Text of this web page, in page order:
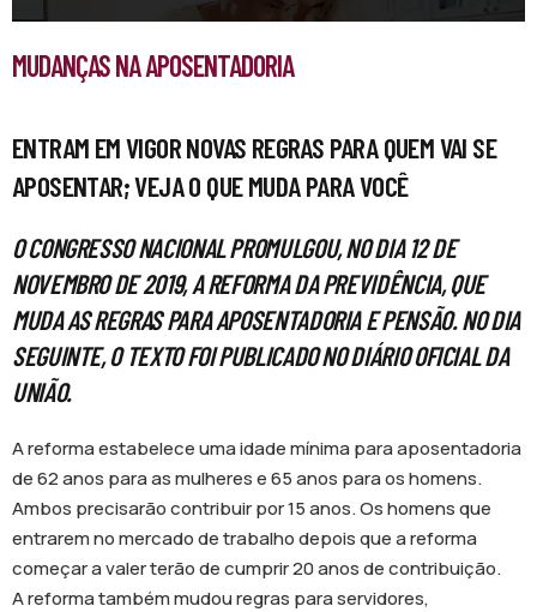
MUDANÇAS NA APOSENTADORIA
ENTRAM EM VIGOR NOVAS REGRAS PARA QUEM VAI SE
APOSENTAR; VEJA O QUE MUDA PARA VOCÊ
O CONGRESSO NACIONAL PROMULGOU, NO DIA 12 DE
NOVEMBRO DE 2019, A REFORMA DA PREVIDÊNCIA, QUE
MUDA AS REGRAS PARA APOSENTADORIA E PENSÃO. NO DIA
SEGUINTE, O TEXTO FOI PUBLICADO NO DIÁRIO OFICIAL DA
UNIÃO.
A reforma estabelece uma idade mínima para aposentadoria
de 62 anos para as mulheres e 65 anos para os homens.
Ambos precisarão contribuir por 15 anos. Os homens que
entrarem no mercado de trabalho depois que a reforma
começar a valer terão de cumprir 20 anos de contribuição.
A reforma também mudou regras para servidores,